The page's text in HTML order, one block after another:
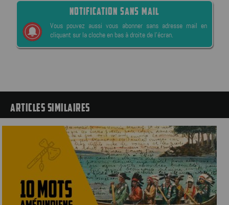
NOTIFICATION SANS MAIL
Vous pouvez aussi vous abonner sans adresse mail en
cliquant sur la cloche en bas à droite de l’écran.
ARTICLES SIMILAIRES